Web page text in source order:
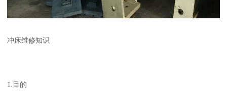
冲床维修知识
1.目的